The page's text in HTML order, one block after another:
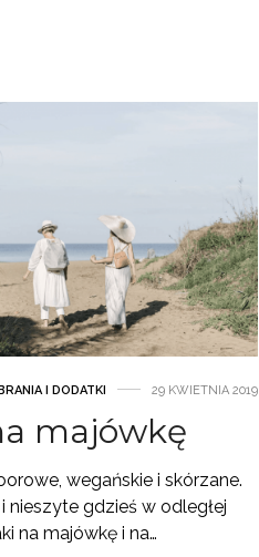
I DODATKI 29 KWIETNIA 2019
majówkę
wegańskie i skórzane.
nieszyte gdzieś w odległej
na majówkę i na…